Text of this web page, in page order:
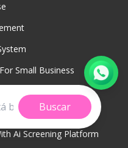
Buscar
Small Business
Recruiters
Ats
Ai Screening Platform